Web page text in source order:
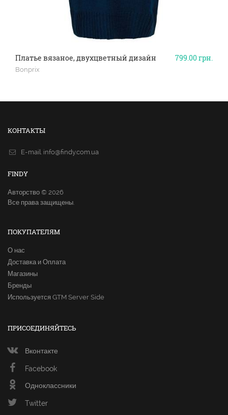
799.00грн.
Платье вязаное, двухцветный дизайн
Bonprix
КОНТАКТЫ
E-mail. info@findy.com.ua
FINDY
Авторство © 2026
Все права защищены.
ПОКУПАТЕЛЯМ
О нас
Доставка и Оплата
Магазины
Бренды
Используется GTM Server Side
ПРИСОЕДИНЯЙТЕСЬ
Вконтакте
Facebook
Одноклассники
Twitter